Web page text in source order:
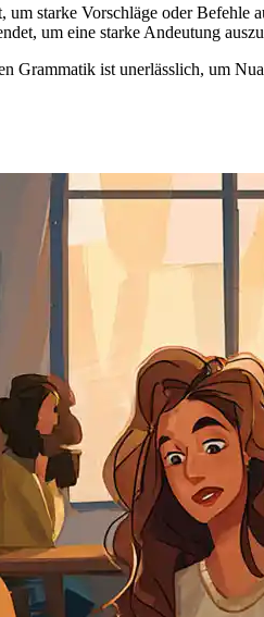
starke Vorschläge oder
um eine starke Andeutung
ist unerlässlich, um